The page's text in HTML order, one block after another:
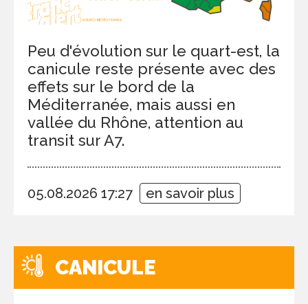
Peu d'évolution sur le quart-est, la
canicule reste présente avec des
effets sur le bord de la
Méditerranée, mais aussi en
vallée du Rhône, attention au
transit sur A7.
05.08.2026 17:27 en savoir plus
CANICULE